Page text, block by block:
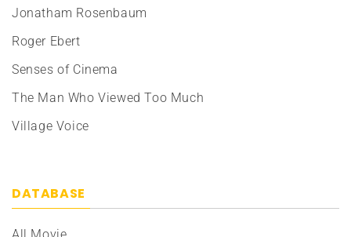
Jonatham Rosenbaum
Roger Ebert
Senses of Cinema
The Man Who Viewed Too Much
Village Voice
DATABASE
All Movie